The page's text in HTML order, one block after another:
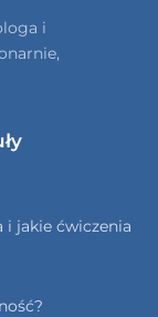
i
i jakie ćwiczenia